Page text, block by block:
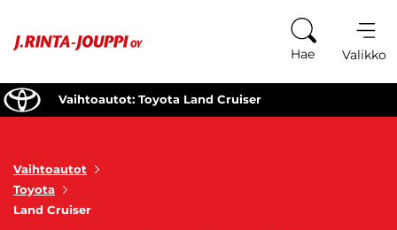
Hae Valikko
Vaihtoautot: Toyota Land Cruiser
Vaihtoautot
Toyota
Land Cruiser